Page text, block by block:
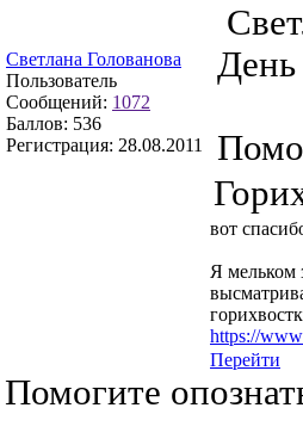
Светлана Голованова
Пользователь
Сообщений: 1072
Баллов: 536
Регистрация: 28.08.2011
вот
Я мельком
https://
Перейти
Помогите